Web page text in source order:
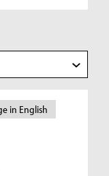
in English